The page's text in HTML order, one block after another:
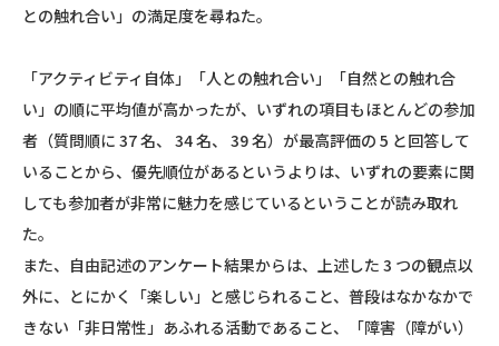
との触れ合い」の満足度を尋ねた。
「アクティビティ自体」「人との触れ合い」「自然との触れ合
い」の順に平均値が高かったが、いずれの項目もほとんどの参加
者（質問順に 37 名、 34 名、 39 名）が最高評価の 5 と回答して
いることから、優先順位があるというよりは、いずれの要素に関
しても参加者が非常に魅力を感じているということが読み取れ
た。
また、自由記述のアンケート結果からは、上述した 3 つの観点以
外に、とにかく「楽しい」と感じられること、普段はなかなかで
きない「非日常性」あふれる活動であること、「障害（障がい）